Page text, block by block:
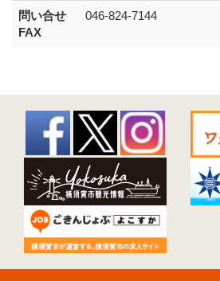
問い合せ
FAX
046-824-7144